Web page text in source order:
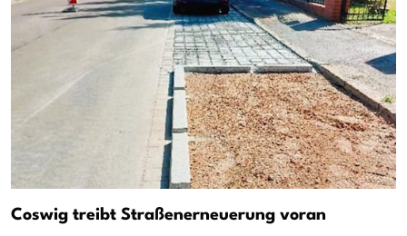
Coswig treibt Straßenerneuerung voran